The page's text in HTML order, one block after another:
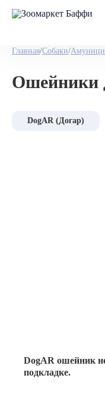
Главная/Собаки/
Ошейники
DogAR (Догар)
DogAR ошейник
подкладке.